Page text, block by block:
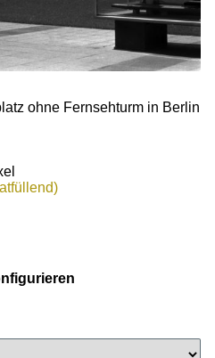
ohne Fernsehturm in Berlin